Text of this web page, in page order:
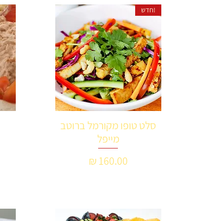
תצוגה מהירה
!חדש
סלט טופו מקורמל ברוטב
מייפל
מחיר